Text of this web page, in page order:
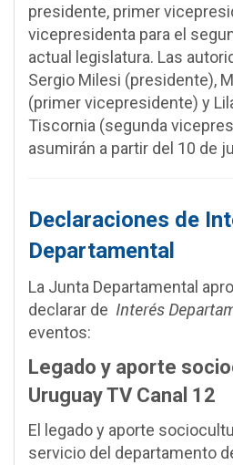
presidente, primer
vicepresidenta para el
actual legislatura. Las
Sergio Milesi (presidente),
(primer vicepresidente) y
Tiscornia (segunda
asumirán a partir del 10 de
Declaraciones de
Departamental
La Junta Departamental
declarar de Interés
eventos:
Legado y aporte
Uruguay TV Canal 12
El legado y aporte
servicio del departamento